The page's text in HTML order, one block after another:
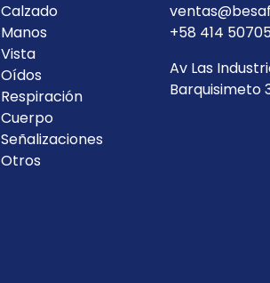
Calzado
Manos
Vista
Oídos
Respiración
Cuerpo
Señalizaciones
Otros
+58 414
Av Las
Barquisimeto